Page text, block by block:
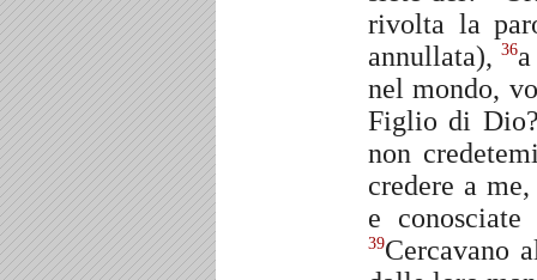
rivolta la
annullata), 36
nel mondo,
Figlio di
non
credere a
e
39Cercavano